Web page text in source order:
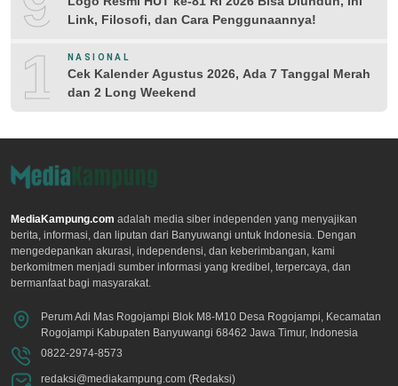
Link, Filosofi, dan Cara Penggunaannya!
10NASIONAL
Cek Kalender Agustus 2026, Ada 7 Tanggal Merah
dan 2 Long Weekend
MediaKampung.com adalah media siber independen yang menyajikan
berita, informasi, dan liputan dari Banyuwangi untuk Indonesia. Dengan
mengedepankan akurasi, independensi, dan keberimbangan, kami
berkomitmen menjadi sumber informasi yang kredibel, terpercaya, dan
bermanfaat bagi masyarakat.
Perum Adi Mas Rogojampi Blok M8-M10 Desa Rogojampi, Kecamatan
Rogojampi Kabupaten Banyuwangi 68462 Jawa Timur, Indonesia
0822-2974-8573
redaksi@mediakampung.com (Redaksi)